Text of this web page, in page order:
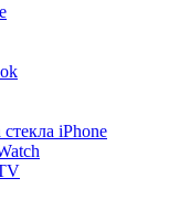
iPhone